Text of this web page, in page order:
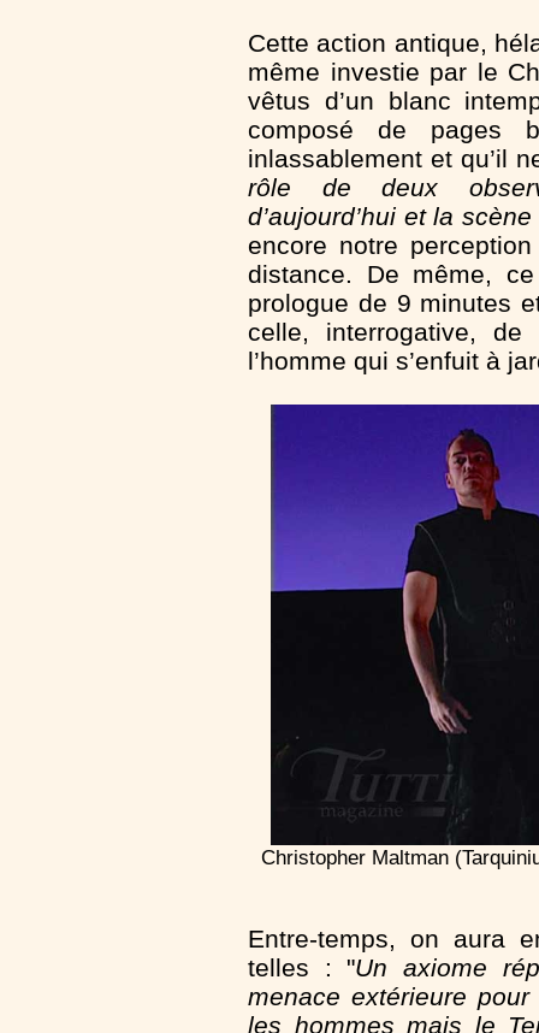
Cette action antique,
même investie par le
vêtus d’un blanc
composé de pages
inlassablement et qu’il
rôle de deux
d’aujourd’hui et la scène
encore notre
distance. De même,
prologue de 9 minutes
celle, interrogative,
l’homme qui s’enfuit à
Christopher Maltman
Entre-temps, on aura
telles : "Un axiome
menace extérieure
les hommes mais le